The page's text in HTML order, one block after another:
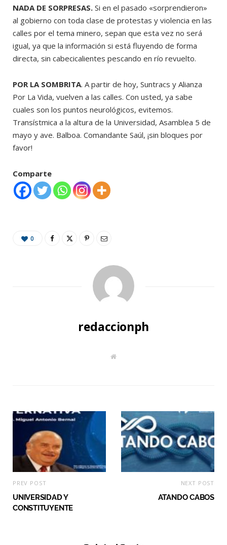
NADA DE SORPRESAS. Si en el pasado «sorprendieron»
al gobierno con toda clase de protestas y violencia en las
calles por el tema minero, sepan que esta vez no será
igual, ya que la información si está fluyendo de forma
directa, sin cabecicalientes pescando en río revuelto.
POR LA SOMBRITA. A partir de hoy, Suntracs y Alianza
Por La Vida, vuelven a las calles. Con usted, ya sabe
cuales son los puntos neurológicos, evitemos.
Transístmica a la altura de la Universidad, Asamblea 5 de
mayo y ave. Balboa. Comandante Saúl, ¡sin bloques por
favor!
Comparte
0
redaccionph
W
PREV POST
UNIVERSIDAD Y
CONSTITUYENTE
NEXT POST
ATANDO CABOS